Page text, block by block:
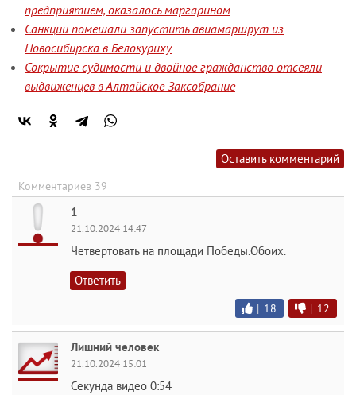
предприятием, оказалось маргарином
Санкции помешали запустить авиамаршрут из
Новосибирска в Белокуриху
Сокрытие судимости и двойное гражданство отсеяли
выдвиженцев в Алтайское Заксобрание
Оставить комментарий
Комментариев 39
1
21.10.2024 14:47
Четвертовать на площади Победы.Обоих.
Ответить
| 18 | 12
Лишний человек
21.10.2024 15:01
Секунда видео 0:54